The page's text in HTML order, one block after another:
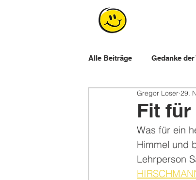
Alle Beiträge Gedanke der
Workshops für Lernende
Fit
Gregor Loser 29.
Was für ein
Himmel und
Lehrperson